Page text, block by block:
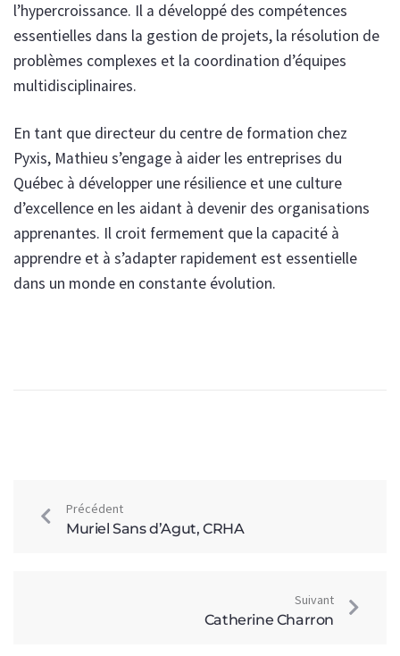
l’hypercroissance. Il a développé des compétences
essentielles dans la gestion de projets, la résolution de
problèmes complexes et la coordination d’équipes
multidisciplinaires.
En tant que directeur du centre de formation chez
Pyxis, Mathieu s’engage à aider les entreprises du
Québec à développer une résilience et une culture
d’excellence en les aidant à devenir des organisations
apprenantes. Il croit fermement que la capacité à
apprendre et à s’adapter rapidement est essentielle
dans un monde en constante évolution.
Précédent
Muriel Sans d’Agut, CRHA
Suivant
Catherine Charron